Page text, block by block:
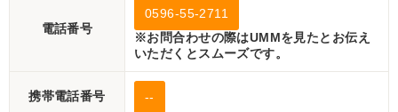
電話番号
0596-55-2711
※お問合わせの際はUMMを見たとお伝え
いただくとスムーズです。
携帯電話番号 --